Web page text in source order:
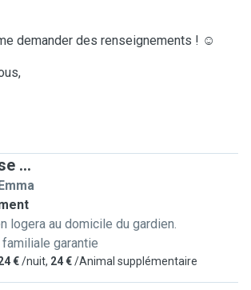
demander des renseignements ! ☺️
...
logera au domicile du gardien.
garantie
€/nuit, 24 €/Animal supplémentaire